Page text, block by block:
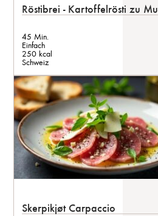
Röstibrei - Kartoffelrösti zu
45 Min.
Einfach
250 kcal
Schweiz
Skerpikjøt Carpaccio